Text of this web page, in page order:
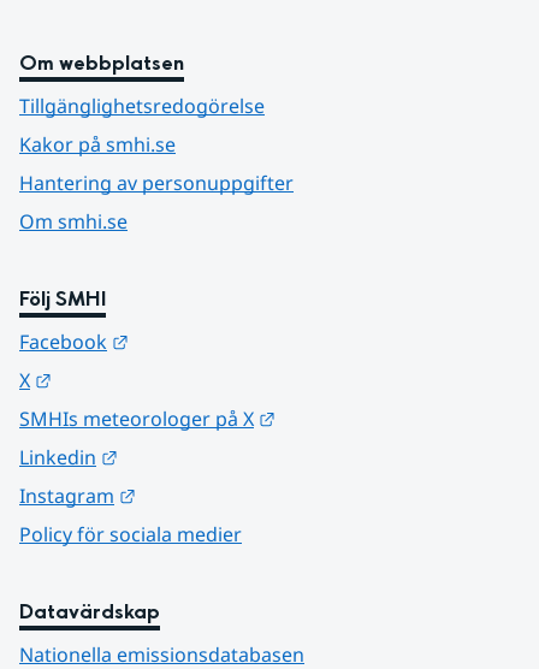
Om webbplatsen
Tillgänglighetsredogörelse
Kakor på smhi.se
Hantering av personuppgifter
Om smhi.se
Följ SMHI
Facebook
X
SMHIs meteorologer på X
Linkedin
Instagram
Policy för sociala medier
Datavärdskap
Nationella emissionsdatabasen